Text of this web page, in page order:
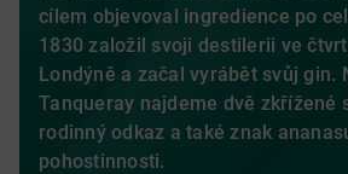
cílem objevoval ingredience po
1830 založil svoji destilerii ve
Londýně a začal vyrábět svůj gin.
Tanqueray najdeme dvě zkřížené
rodinný odkaz a také znak
pohostinnosti.